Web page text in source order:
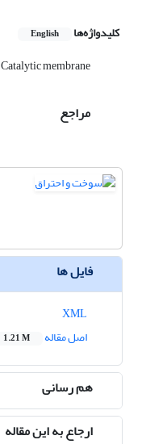
کلیدواژه‌ها English
Catalytic membrane
مراجع
فایل ها
اصل مقاله
1.21 M
هم رسانی
ارجاع به این مقاله